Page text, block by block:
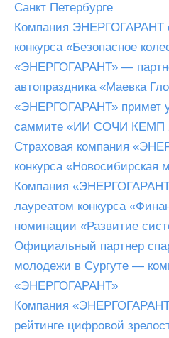
Санкт Петербурге
Компания ЭНЕРГОГАРАНТ
конкурса «Безопасное
«ЭНЕРГОГАРАНТ» —
автопраздника «Маевка
«ЭНЕРГОГАРАНТ» примет
саммите «ИИ СОЧИ КЕМП
Страховая компания
конкурса «Новосибирская
Компания
лауреатом конкурса
номинации «Развитие
Официальный партнер
молодежи в Сургуте —
«ЭНЕРГОГАРАНТ»
Компания
рейтинге цифровой